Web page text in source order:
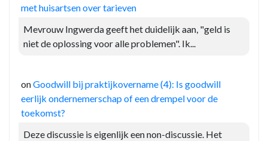
met huisartsen over tarieven
Mevrouw Ingwerda geeft het duidelijk aan, "geld is
niet de oplossing voor alle problemen". Ik...
onGoodwill bij praktijkovername (4): Is goodwill
eerlijk ondernemerschap of een drempel voor de
toekomst?
Deze discussie is eigenlijk een non-discussie. Het